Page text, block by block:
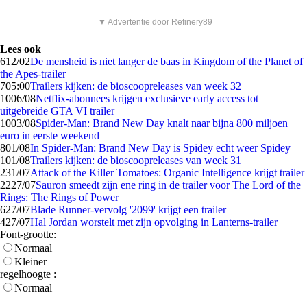
▼ Advertentie door Refinery89
Lees ook
612/02De mensheid is niet langer de baas in Kingdom of the Planet of
the Apes-trailer
705:00Trailers kijken: de bioscoopreleases van week 32
1006/08Netflix-abonnees krijgen exclusieve early access tot
uitgebreide GTA VI trailer
1003/08Spider-Man: Brand New Day knalt naar bijna 800 miljoen
euro in eerste weekend
801/08In Spider-Man: Brand New Day is Spidey echt weer Spidey
101/08Trailers kijken: de bioscoopreleases van week 31
231/07Attack of the Killer Tomatoes: Organic Intelligence krijgt trailer
2227/07Sauron smeedt zijn ene ring in de trailer voor The Lord of the
Rings: The Rings of Power
627/07Blade Runner-vervolg '2099' krijgt een trailer
427/07Hal Jordan worstelt met zijn opvolging in Lanterns-trailer
Font-grootte:
Normaal
Kleiner
regelhoogte :
Normaal